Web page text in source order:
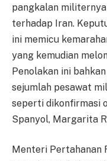
pangkalan
terhadap Iran.
ini memicu
yang kemudian
Penolakan ini
sejumlah pesawat
seperti dikonfirmasi
Spanyol, Margarita
Menteri Pertahanan